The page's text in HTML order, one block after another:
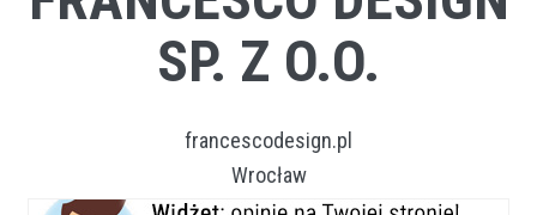
SP. Z O.O.
francescodesign.pl
Wrocław